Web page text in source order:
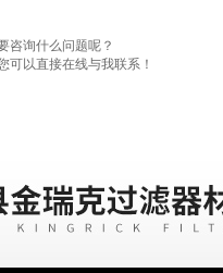
咨询什么问题呢？
可以直接在线与我联系！